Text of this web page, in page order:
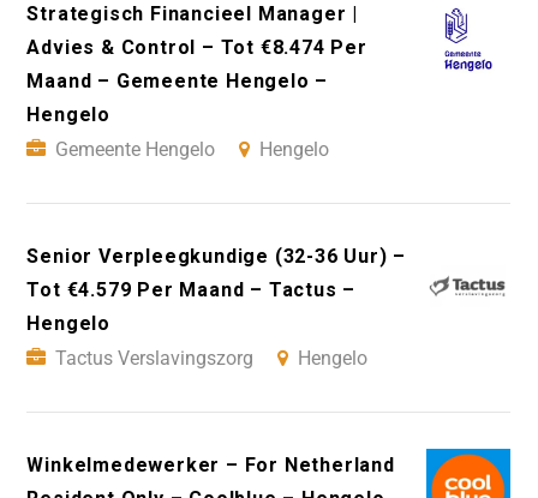
Strategisch Financieel Manager |
Advies & Control – Tot €8.474 Per
Maand – Gemeente Hengelo –
Hengelo
Gemeente Hengelo
Hengelo
Senior Verpleegkundige (32-36 Uur) –
Tot €4.579 Per Maand – Tactus –
Hengelo
Tactus Verslavingszorg
Hengelo
Winkelmedewerker – For Netherland